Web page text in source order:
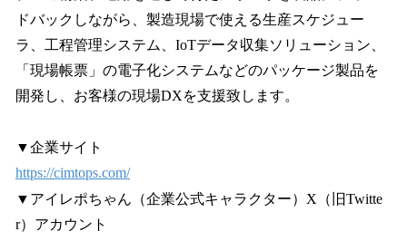
ドバックしながら、製造現場で使える生産スケジュー
ラ、工程管理システム、IoTデータ収集ソリューション、
「現場帳票」の電子化システムなどのパッケージ製品を
開発し、お客様の現場DXを支援致します。
▼企業サイト
https://cimtops.com/
▼アイレポちゃん（企業公式キャラクター）X（旧Twitte
r）アカウント